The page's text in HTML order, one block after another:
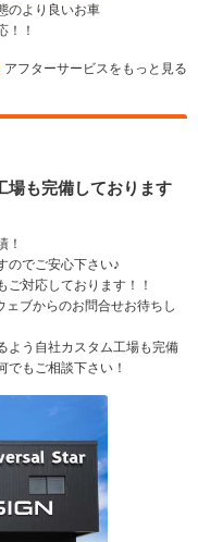
のより良いお車
！！
アフターサービスをもっと見る
も完備しております
！
のでご安心下さい♪
対応しております！！
ブからのお問合せお待ちし
よう自社カスタム工場も完備
でもご相談下さい！